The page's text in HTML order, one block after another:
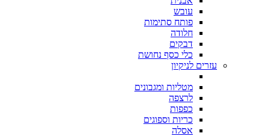
עובש
פותח סתימות
חלודה
דבקים
כלי כסף נחושת
עזרים לניקיון
מטליות ומגבונים
לרצפה
כפפות
כריות וספוגים
אסלה